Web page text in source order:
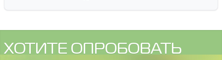
ХОТИТЕ ОПРОБОВАТЬ